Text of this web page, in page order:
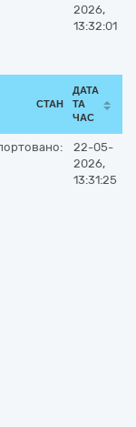
2026,
13:32:01
СТАН
ДАТА
ТА
ЧАС
22-05-
2026,
13:31:25